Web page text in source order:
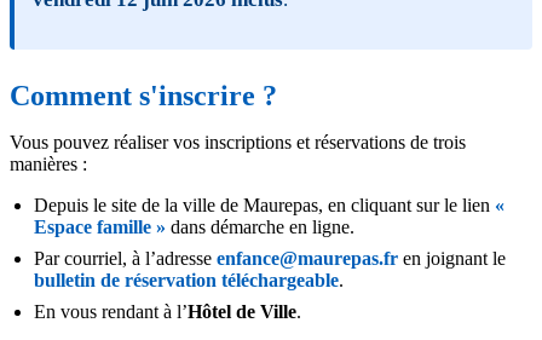
Comment s'inscrire ?
Vous pouvez réaliser vos inscriptions et réservations de trois
manières :
Depuis le site de la ville de Maurepas, en cliquant sur le lien «
Espace famille » dans démarche en ligne.
Par courriel, à l’adresse enfance@maurepas.fr en joignant le
bulletin de réservation téléchargeable.
En vous rendant à l’Hôtel de Ville.